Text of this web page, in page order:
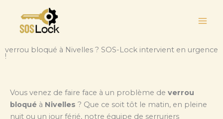
contenu
verrou bloqué à Nivelles ? SOS-Lock intervient en urgence
!
Vous venez de faire face à un problème de verrou
bloqué à Nivelles ? Que ce soit tôt le matin, en pleine
nuit ou un jour férié, notre équipe de serruriers